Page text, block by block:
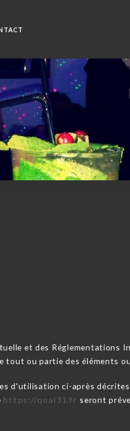
et des Réglementations
tout ou partie des éléments
d'utilisation ci-après
https://quai31.fr seront